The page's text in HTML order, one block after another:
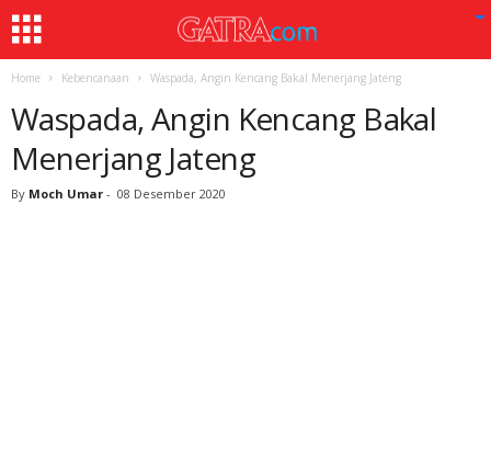
Home Kebencanaan Waspada, Angin Kencang Bakal Menerjang Jateng
Waspada, Angin Kencang Bakal
Menerjang Jateng
By Moch Umar - 08 Desember 2020